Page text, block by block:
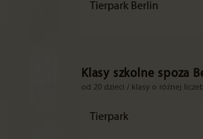
Tierpark Berlin
Klasy szkolne spoza
od 20 dzieci / klasy o różnej
Tierpark